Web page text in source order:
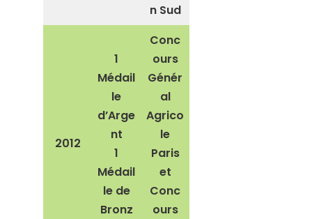
n Sud
2012
1
Médail
le
d’Arge
nt
1
Médail
le de
Bronz
Conc
ours
Génér
al
Agrico
le
Paris
et
Conc
ours